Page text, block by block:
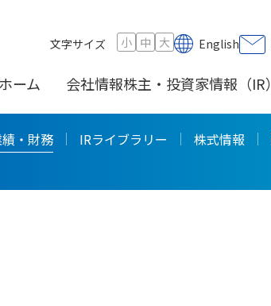
文字サイズ 小 中 大 English
ホーム 会社情報株主・投資家情報（IR）
・財務 IRライブラリー 株式情報